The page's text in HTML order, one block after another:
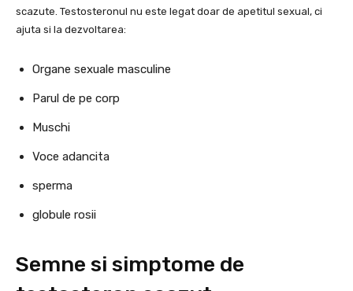
scazute. Testosteronul nu este legat doar de apetitul sexual, ci
ajuta si la dezvoltarea:
Organe sexuale masculine
Parul de pe corp
Muschi
Voce adancita
sperma
globule rosii
Semne si simptome de